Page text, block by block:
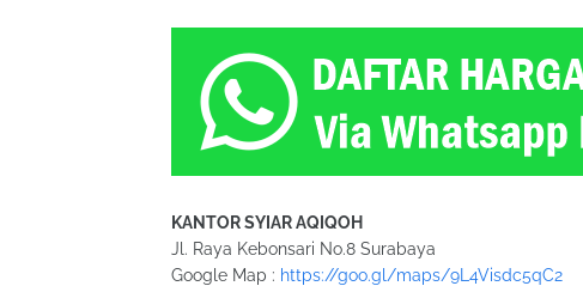
KANTOR SYIAR AQIQOH
Jl. Raya Kebonsari No.8 Surabaya
Google Map : https://goo.gl/maps/9L4Visdc5qC2